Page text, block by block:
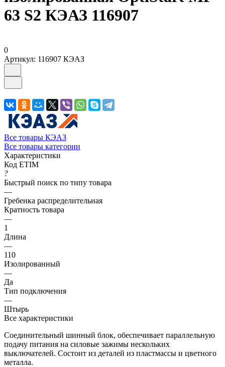
63 S2 КЭАЗ 116907
0
Артикул: 116907 КЭАЗ
Все товары КЭАЗ
Все товары категории
Характеристики
Код ETIM
?
Быстрый поиск по типу товара
—
Гребенка распределительная
Кратность товара
—
1
Длина
—
110
Изолированный
—
Да
Тип подключения
—
Штырь
Все характеристики
Соединительный шинный блок, обеспечивает параллельную
подачу питания на силовые зажимы нескольких
выключателей. Состоит из деталей из пластмассы и цветного
металла.